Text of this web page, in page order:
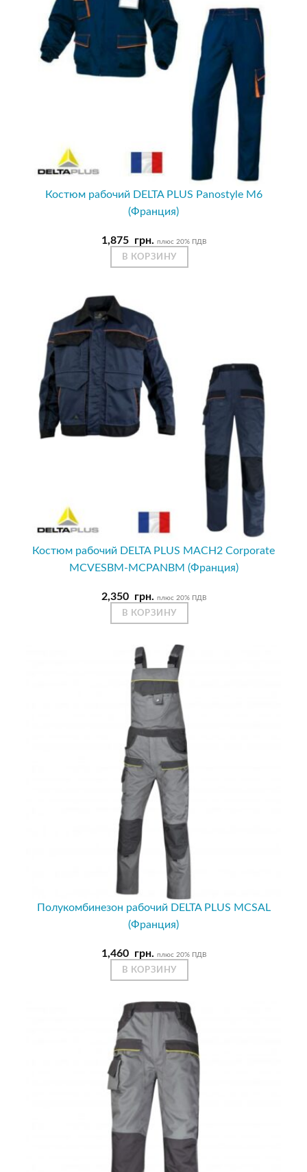
Костюм рабочий DELTA PLUS Panostyle M6
(Франция)
1,875 грн. плюс 20% ПДВ
В КОРЗИНУ
Костюм рабочий DELTA PLUS MACH2 Corporate
MCVESBM-MCPANBM (Франция)
2,350 грн. плюс 20% ПДВ
В КОРЗИНУ
Полукомбинезон рабочий DELTA PLUS MCSAL
(Франция)
1,460 грн. плюс 20% ПДВ
В КОРЗИНУ